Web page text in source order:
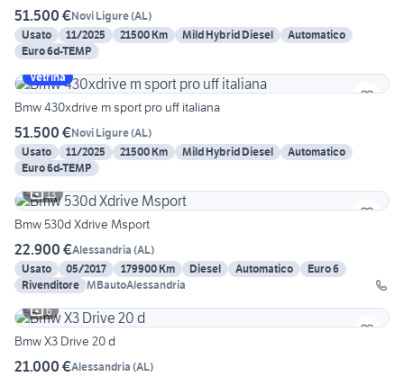
51.500 €Novi Ligure(AL)
Usato
11/2025 21500 Km Mild Hybrid Diesel
Automatico
Euro 6d-TEMP
Vetrina
Bmw 430xdrive m sport pro uff italiana
51.500 €Novi Ligure(AL)
Usato
11/2025 21500 Km Mild Hybrid Diesel
Automatico
Euro 6d-TEMP
13
Bmw 530d Xdrive Msport
22.900 €Alessandria (AL)
Usato
05/2017 179900 Km Diesel Automatico
Euro 6
Rivenditore MBautoAlessandria
6
Bmw X3 Drive 20 d
21.000 €Alessandria (AL)